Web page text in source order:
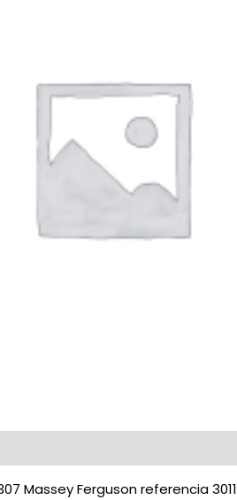
Massey Ferguson referencia